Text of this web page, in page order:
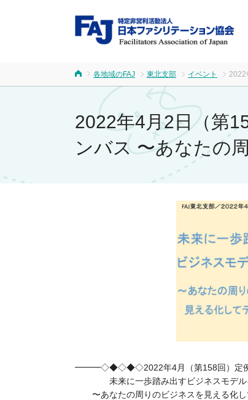
各地域のFAJ 東北支部 イベント 2022
2022年4月2日（第
ンバス 〜あなたの
━━━◇◆◇◆◇2022年4月（第158回）
未来に一歩踏み出すビジネスモデル
〜あなたの周りのビジネスを見える化し